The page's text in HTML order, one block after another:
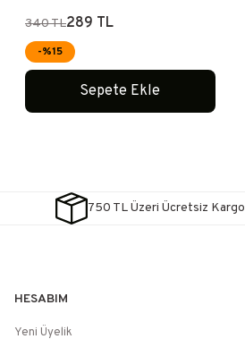
340 TL289 TL
-%15
Sepete Ekle
750 TL Üzeri Ücretsiz Kargo
HESABIM
Yeni Üyelik